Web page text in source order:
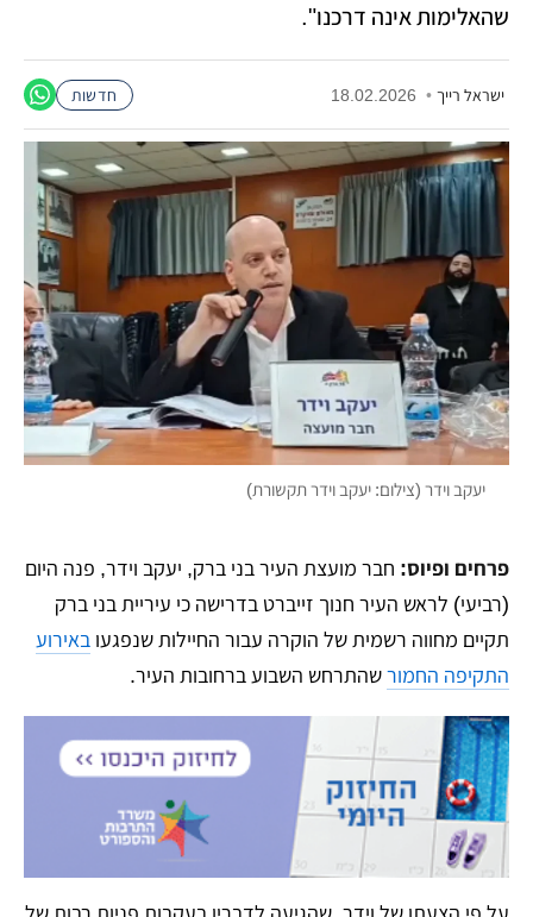
שהאלימות אינה דרכנו".
ישראל רייך •
18.02.2026 חדשות
יעקב וידר (צילום: יעקב וידר תקשורת)
פרחים ופיוס: חבר מועצת העיר בני ברק, יעקב וידר, פנה היום
(רביעי) לראש העיר חנוך זייברט בדרישה כי עיריית בני ברק
תקיים מחווה רשמית של הוקרה עבור החיילות שנפגעו באירוע
התקיפה החמורשהתרחש השבוע ברחובות העיר.